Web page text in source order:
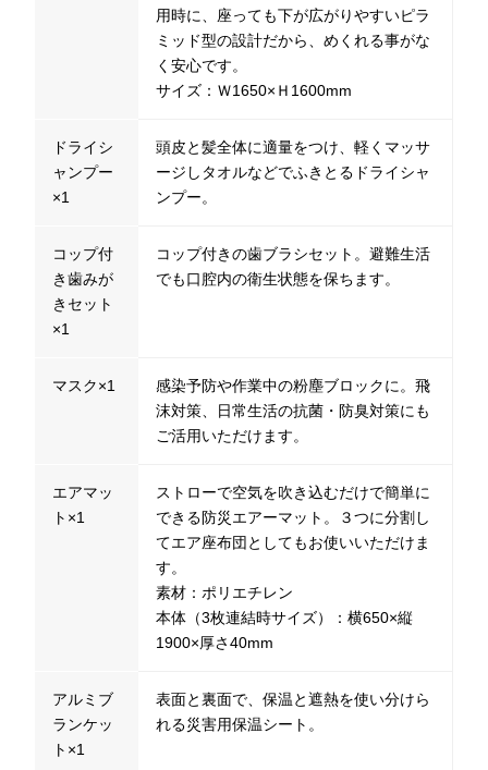
用時に、座っても下が広がりやすいピラ
ミッド型の設計だから、めくれる事がな
く安心です。
サイズ：Ｗ1650×Ｈ1600mm
ドライシ
ャンプー
×1
頭皮と髪全体に適量をつけ、軽くマッサ
ージしタオルなどでふきとるドライシャ
ンプー。
コップ付
き歯みが
きセット
×1
コップ付きの歯ブラシセット。避難生活
でも口腔内の衛生状態を保ちます。
マスク×1
感染予防や作業中の粉塵ブロックに。飛
沫対策、日常生活の抗菌・防臭対策にも
ご活用いただけます。
エアマッ
ト×1
ストローで空気を吹き込むだけで簡単に
できる防災エアーマット。３つに分割し
てエア座布団としてもお使いいただけま
す。
素材：ポリエチレン
本体（3枚連結時サイズ）：横650×縦
1900×厚さ40mm
アルミブ
ランケッ
ト×1
表面と裏面で、保温と遮熱を使い分けら
れる災害用保温シート。